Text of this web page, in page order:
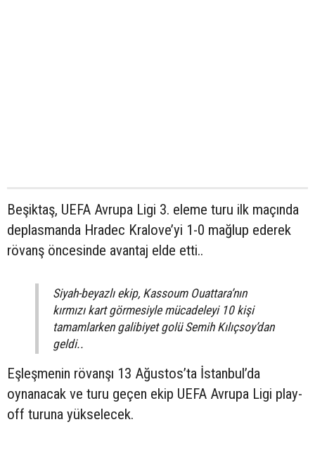
Beşiktaş, UEFA Avrupa Ligi 3. eleme turu ilk maçında
deplasmanda Hradec Kralove’yi 1-0 mağlup ederek
rövanş öncesinde avantaj elde etti..
Siyah-beyazlı ekip, Kassoum Ouattara’nın
kırmızı kart görmesiyle mücadeleyi 10 kişi
tamamlarken galibiyet golü Semih Kılıçsoy’dan
geldi..
Eşleşmenin rövanşı 13 Ağustos’ta İstanbul’da
oynanacak ve turu geçen ekip UEFA Avrupa Ligi play-
off turuna yükselecek.